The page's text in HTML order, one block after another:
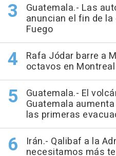
Guatemala.- Las
anuncian el fin de
Fuego
Rafa Jódar barre a
octavos en Montreal
Guatemala.- El
Guatemala
las primeras
Irán.- Qalibaf a la
necesitamos más